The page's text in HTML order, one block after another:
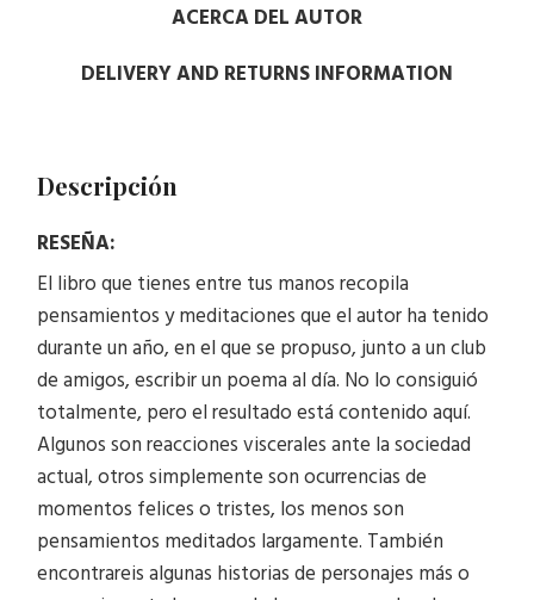
ACERCA DEL AUTOR
DELIVERY AND RETURNS INFORMATION
Descripción
RESEÑA:
El libro que tienes entre tus manos recopila
pensamientos y meditaciones que el autor ha tenido
durante un año, en el que se propuso, junto a un club
de amigos, escribir un poema al día. No lo consiguió
totalmente, pero el resultado está contenido aquí.
Algunos son reacciones viscerales ante la sociedad
actual, otros simplemente son ocurrencias de
momentos felices o tristes, los menos son
pensamientos meditados largamente. También
encontrareis algunas historias de personajes más o